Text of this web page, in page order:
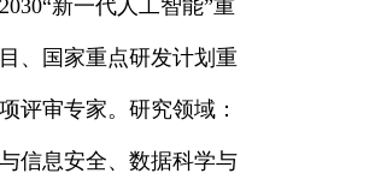
新一代人工智能”重
、国家重点研发计划重
评审专家。研究领域：
信息安全、数据科学与